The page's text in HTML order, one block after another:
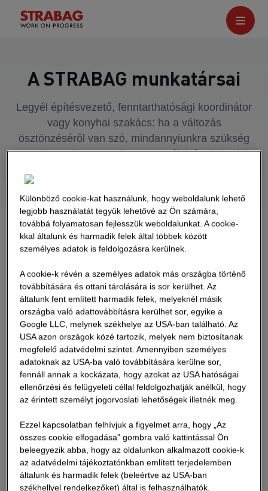
A STRABAG munkatársai
Legyél építésvezető, fenntarthatósági koordinátor
vagy konyhai szakács: ha a változás
ösztönzéséről van szó, mindannyiunkra szükség
van. Ismerd meg azokat a személyiségeket, akik
elkötelezettségük révén innovatív szellemükkel
nap mint nap a jövőt építik.Let's progress!
Gergő, építésvezető
Tudja meg, hogy mi motiválja
munkatársainkat
Különböző cookie-kat használunk, hogy weboldalunk lehető
legjobb használatát tegyük lehetővé az Ön számára,
továbbá folyamatosan fejlesszük weboldalunkat. A cookie-
kkal általunk és harmadik felek által többek között
személyes adatok is feldolgozásra kerülnek.
A cookie-k révén a személyes adatok más országba történő
továbbítására és ottani tárolására is sor kerülhet. Az
általunk fent említett harmadik felek, melyeknél másik
országba való adattovábbításra kerülhet sor, egyike a
Google LLC, melynek székhelye az USA-ban található. Az
USA azon országok közé tartozik, melyek nem biztosítanak
megfelelő adatvédelmi szintet. Amennyiben személyes
adatoknak az USA-ba való továbbítására kerülne sor,
fennáll annak a kockázata, hogy azokat az USA hatóságai
ellenőrzési és felügyeleti céllal feldolgozhatják anélkül, hogy
az érintett személyt jogorvoslati lehetőségek illetnék meg.
Ezzel kapcsolatban felhívjuk a figyelmet arra, hogy „Az
összes cookie elfogadása” gombra való kattintással Ön
beleegyezik abba, hogy az oldalunkon alkalmazott cookie-k
az adatvédelmi tájékoztatónkban említett terjedelemben
általunk és harmadik felek (beleértve az USA-ban
székhellyel rendelkezőket) által is felhasználhatók.